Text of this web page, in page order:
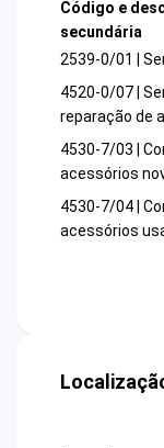
Código e
secundária
2539-0/01 |
4520-0/07 |
reparação de
4530-7/03 |
acessórios
4530-7/04 |
acessórios